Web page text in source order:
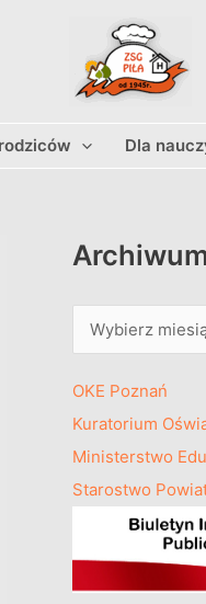
Dla
m
OKE Poznań
Kuratorium
Ministerstwo
Starostwo